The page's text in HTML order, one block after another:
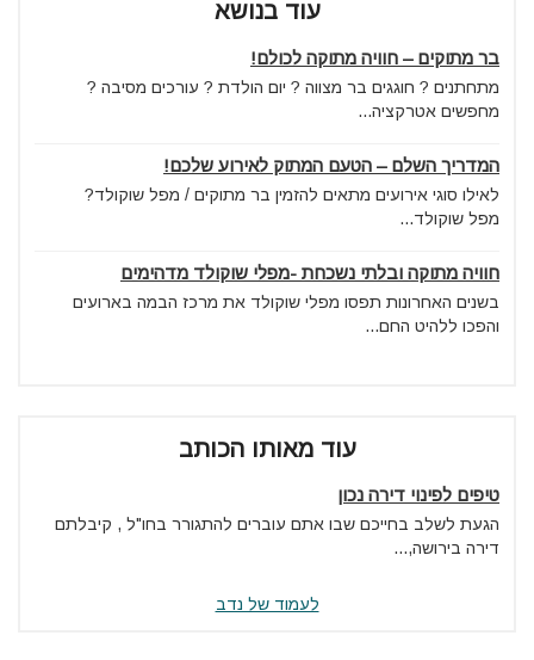
עוד בנושא
בר מתוקים – חוויה מתוקה לכולם!
מתחתנים ? חוגגים בר מצווה ? יום הולדת ? עורכים מסיבה ?
מחפשים אטרקציה...
המדריך השלם – הטעם המתוק לאירוע שלכם!
לאילו סוגי אירועים מתאים להזמין בר מתוקים / מפל שוקולד?
מפל שוקולד...
חוויה מתוקה ובלתי נשכחת -מפלי שוקולד מדהימים
בשנים האחרונות תפסו מפלי שוקולד את מרכז הבמה בארועים
והפכו ללהיט החם...
עוד מאותו הכותב
טיפים לפינוי דירה נכון
הגעת לשלב בחייכם שבו אתם עוברים להתגורר בחו"ל , קיבלתם
דירה בירושה,...
לעמוד של נדב